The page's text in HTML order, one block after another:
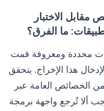
مقابل الاختبار
ما الفرق؟
محددة ومعروفة قمت
هذا الإخراج. يتحقق
الخصائص العامة عبر
ألا تُرجع واجهة برمجة